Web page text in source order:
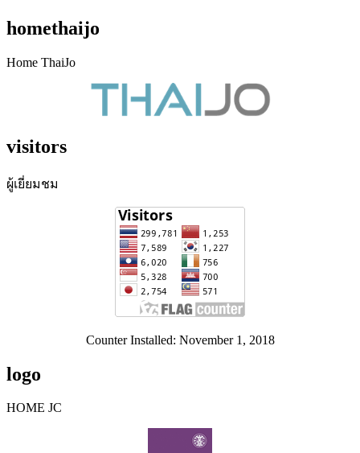
homethaijo
Home ThaiJo
visitors
ผู้เยี่ยมชม
Counter Installed: November 1, 2018
logo
HOME JC